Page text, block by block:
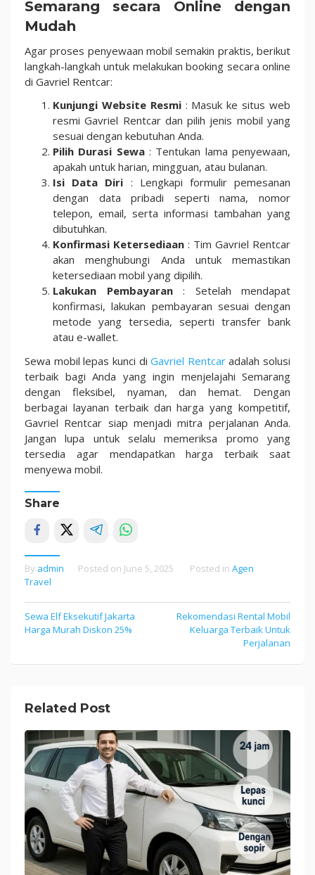
Semarang secara Online dengan
Mudah
Agar proses penyewaan mobil semakin praktis, berikut
langkah-langkah untuk melakukan booking secara online
di Gavriel Rentcar:
Kunjungi Website Resmi: Masuk ke situs web
resmi Gavriel Rentcar dan pilih jenis mobil yang
sesuai dengan kebutuhan Anda.
Pilih Durasi Sewa: Tentukan lama penyewaan,
apakah untuk harian, mingguan, atau bulanan.
Isi Data Diri : Lengkapi formulir pemesanan
dengan data pribadi seperti nama, nomor
telepon, email, serta informasi tambahan yang
dibutuhkan.
Konfirmasi Ketersediaan : Tim Gavriel Rentcar
akan menghubungi Anda untuk memastikan
ketersediaan mobil yang dipilih.
Lakukan Pembayaran: Setelah mendapat
konfirmasi, lakukan pembayaran sesuai dengan
metode yang tersedia, seperti transfer bank
atau e-wallet.
Sewa mobil lepas kunci diGavriel Rentcaradalah solusi
terbaik bagi Anda yang ingin menjelajahi Semarang
dengan fleksibel, nyaman, dan hemat. Dengan
berbagai layanan terbaik dan harga yang kompetitif,
Gavriel Rentcar siap menjadi mitra perjalanan Anda.
Jangan lupa untuk selalu memeriksa promo yang
tersedia agar mendapatkan harga terbaik saat
menyewa mobil.
Share
By admin Posted on June 5, 2025 Posted in Agen
Travel
Post
navigation
Sewa Elf Eksekutif Jakarta
Harga Murah Diskon 25%
Rekomendasi Rental Mobil
Keluarga Terbaik Untuk
Perjalanan
Related Post